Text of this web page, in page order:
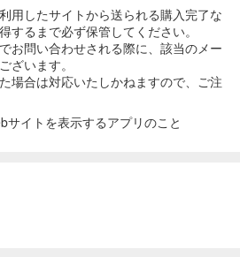
用したサイトから送られる購入完了な
するまで必ず保管してください。
お問い合わせされる際に、該当のメー
ざいます。
場合は対応いたしかねますので、ご注
イトを表示するアプリのこと